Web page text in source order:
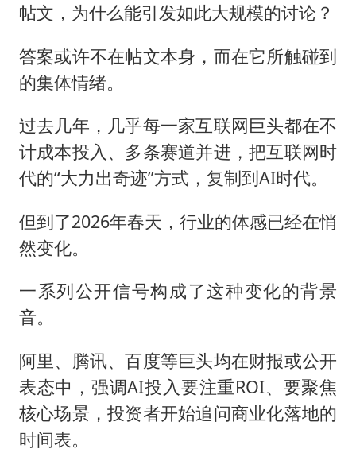
帖文，为什么能引发如此大规模的讨论？
答案或许不在帖文本身，而在它所触碰到
的集体情绪。
过去几年，几乎每一家互联网巨头都在不
计成本投入、多条赛道并进，把互联网时
代的“大力出奇迹”方式，复制到AI时代。
但到了2026年春天，行业的体感已经在悄
然变化。
一系列公开信号构成了这种变化的背景
音。
阿里、腾讯、百度等巨头均在财报或公开
表态中，强调AI投入要注重ROI、要聚焦
核心场景，投资者开始追问商业化落地的
时间表。